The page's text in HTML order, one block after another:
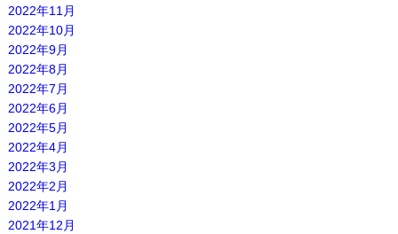
2022年11月
2022年10月
2022年9月
2022年8月
2022年7月
2022年6月
2022年5月
2022年4月
2022年3月
2022年2月
2022年1月
2021年12月